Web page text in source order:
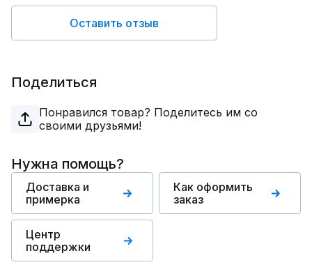
Оставить отзыв
Поделиться
Понравился товар? Поделитесь им со
своими друзьями!
Нужна помощь?
Доставка и
примерка
Как оформить
заказ
Центр
поддержки